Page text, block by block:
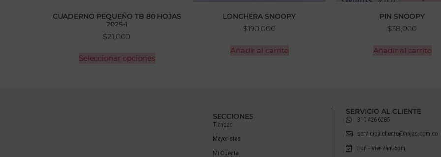
CUADERNO PEQUEÑO TB 80 HOJAS
2025-1
$21,000
Seleccionar opciones
LONCHERA SNOOPY
$190,000
Añadir al carrito
PIN SNOOPY
$38,000
Añadir al carrito
SECCIONES
Tiendas
Mayoristas
Mi Cuenta
SERVICIO AL CLIENTE
310 426 6285
servicioalcliente@hojas.com.co
Lun - Vier 7am-5pm